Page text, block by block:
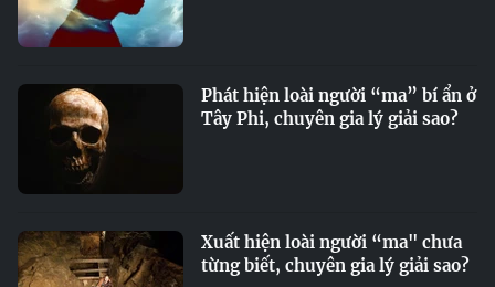
Phát hiện loài người “ma” bí ẩn ở
Tây Phi, chuyên gia lý giải sao?
Xuất hiện loài người “ma" chưa
từng biết, chuyên gia lý giải sao?